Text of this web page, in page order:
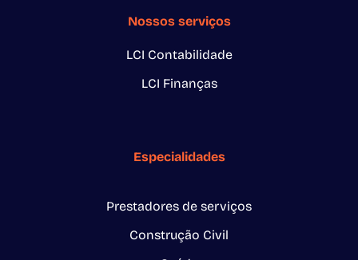
Nossos serviços
LCI Contabilidade
LCI Finanças
Especialidades
Prestadores de serviços
Construção Civil